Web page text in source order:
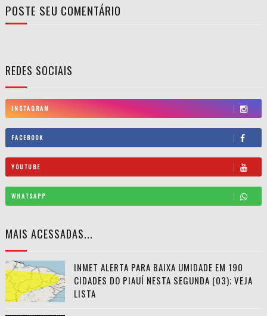
POSTE SEU COMENTÁRIO
REDES SOCIAIS
INSTAGRAM
FACEBOOK
YOUTUBE
WHATSAPP
MAIS ACESSADAS...
INMET ALERTA PARA BAIXA UMIDADE EM 190
CIDADES DO PIAUÍ NESTA SEGUNDA (03); VEJA
LISTA